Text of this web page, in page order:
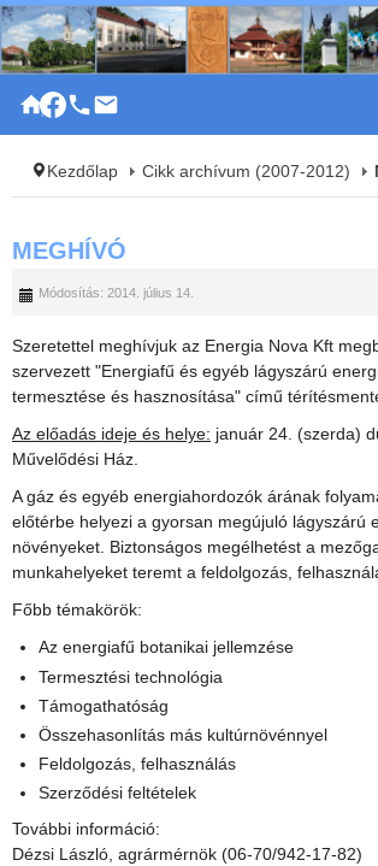
|
Kezdőlap Cikk archívum (2007-2012)
MEGHÍVÓ
Módosítás: 2014. július 14.
Szeretettel meghívjuk az Energia Nova Kft
szervezett "Energiafű és egyéb lágyszárú
termesztése és hasznosítása" című
Az előadás ideje és helye: január 24. (szerda)
Művelődési Ház.
A gáz és egyéb energiahordozók árának
előtérbe helyezi a gyorsan megújuló lágyszárú
növényeket. Biztonságos megélhetést a
munkahelyeket teremt a feldolgozás,
Főbb témakörök:
Az energiafű botanikai jellemzése
Termesztési technológia
Támogathatóság
Összehasonlítás más kultúrnövénnyel
Feldolgozás, felhasználás
Szerződési feltételek
További információ:
Dézsi László, agrármérnök (06-70/942-17-82)